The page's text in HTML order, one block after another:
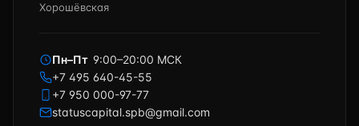
Хорошёвская
Пн–Пт 9:00–20:00 МСК
+7 495 640-45-55
+7 950 000-97-77
statuscapital.spb@gmail.com